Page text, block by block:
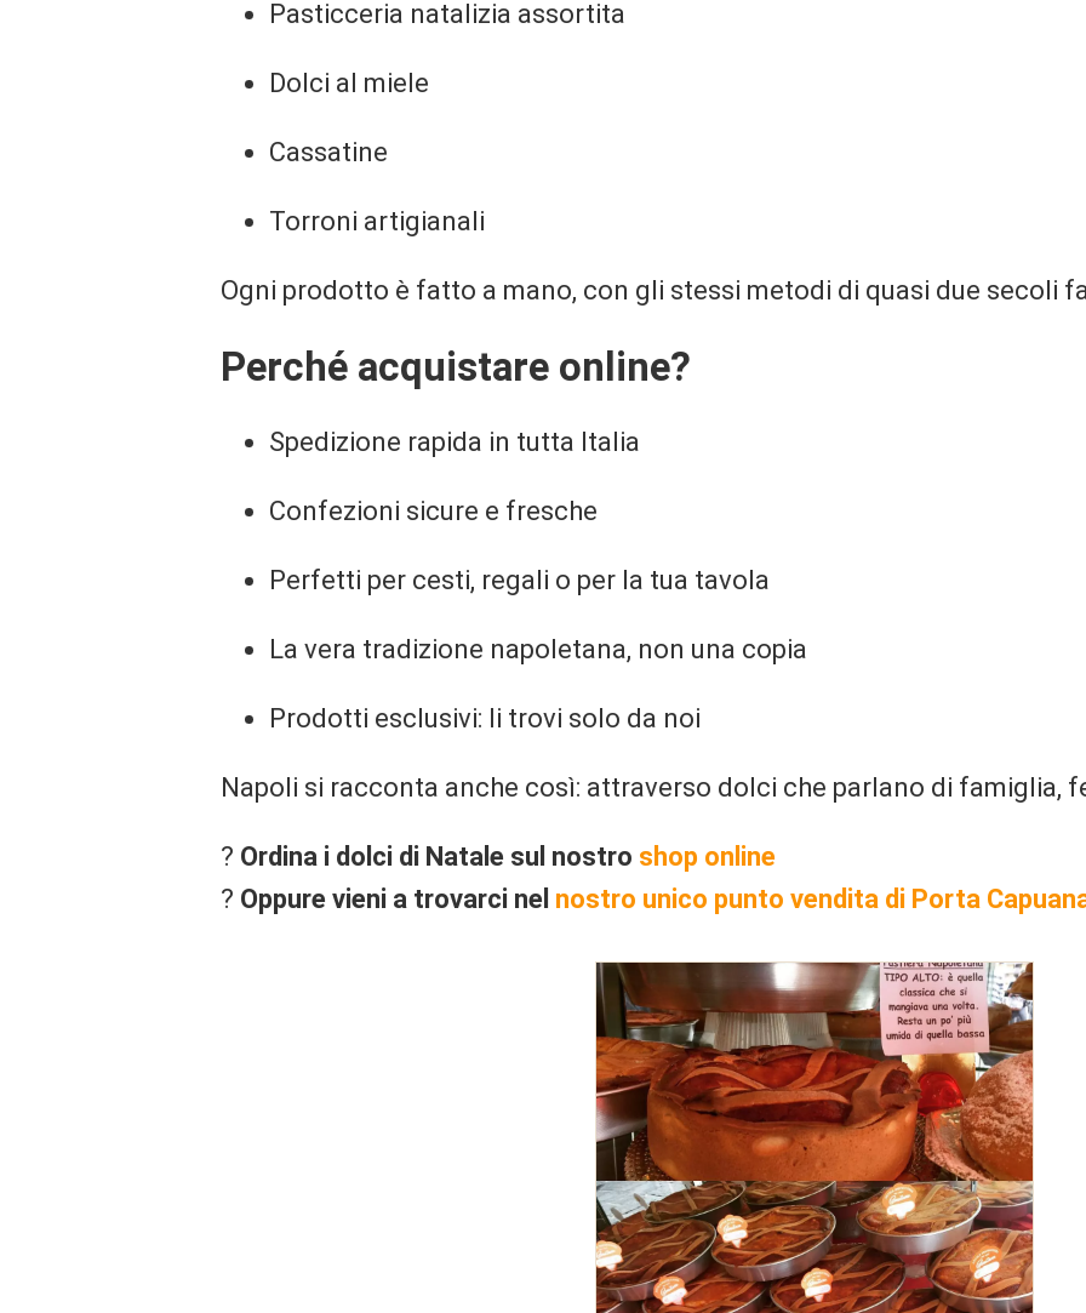
Pasticceria natalizia assortita
Dolci al miele
Cassatine
Torroni artigianali
Ogni prodotto è fatto a mano, con gli stessi metodi di quasi due secoli
Perché acquistare online?
Spedizione rapida in tutta Italia
Confezioni sicure e fresche
Perfetti per cesti, regali o per la tua tavola
La vera tradizione napoletana, non una copia
Prodotti esclusivi: li trovi solo da noi
Napoli si racconta anche così: attraverso dolci che parlano di famiglia,
? Ordina i dolci di Natale sul nostro shop online
? Oppure vieni a trovarci nel nostro unico punto vendita di Porta